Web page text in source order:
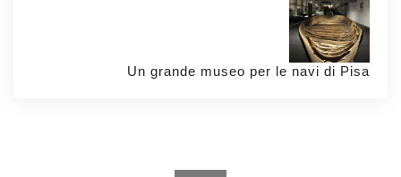
Un grande museo per le navi di Pisa